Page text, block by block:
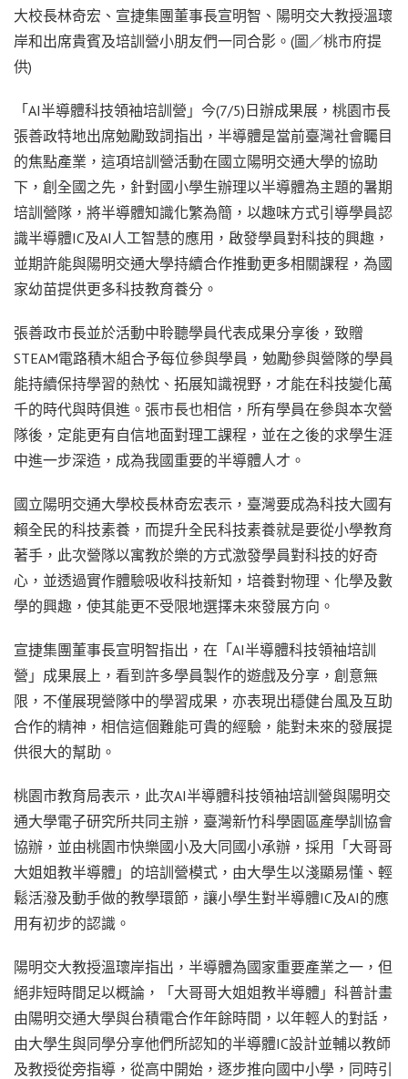
大校長林奇宏、宣捷集團董事長宣明智、陽明交大教授溫瓌
岸和出席貴賓及培訓營小朋友們一同合影。(圖／桃市府提
供)
「AI半導體科技領袖培訓營」今(7/5)日辦成果展，桃園市長
張善政特地出席勉勵致詞指出，半導體是當前臺灣社會矚目
的焦點產業，這項培訓營活動在國立陽明交通大學的協助
下，創全國之先，針對國小學生辦理以半導體為主題的暑期
培訓營隊，將半導體知識化繁為簡，以趣味方式引導學員認
識半導體IC及AI人工智慧的應用，啟發學員對科技的興趣，
並期許能與陽明交通大學持續合作推動更多相關課程，為國
家幼苗提供更多科技教育養分。
張善政市長並於活動中聆聽學員代表成果分享後，致贈
STEAM電路積木組合予每位參與學員，勉勵參與營隊的學員
能持續保持學習的熱忱、拓展知識視野，才能在科技變化萬
千的時代與時俱進。張市長也相信，所有學員在參與本次營
隊後，定能更有自信地面對理工課程，並在之後的求學生涯
中進一步深造，成為我國重要的半導體人才。
國立陽明交通大學校長林奇宏表示，臺灣要成為科技大國有
賴全民的科技素養，而提升全民科技素養就是要從小學教育
著手，此次營隊以寓教於樂的方式激發學員對科技的好奇
心，並透過實作體驗吸收科技新知，培養對物理、化學及數
學的興趣，使其能更不受限地選擇未來發展方向。
宣捷集團董事長宣明智指出，在「AI半導體科技領袖培訓
營」成果展上，看到許多學員製作的遊戲及分享，創意無
限，不僅展現營隊中的學習成果，亦表現出穩健台風及互助
合作的精神，相信這個難能可貴的經驗，能對未來的發展提
供很大的幫助。
桃園市教育局表示，此次AI半導體科技領袖培訓營與陽明交
通大學電子研究所共同主辦，臺灣新竹科學園區產學訓協會
協辦，並由桃園市快樂國小及大同國小承辦，採用「大哥哥
大姐姐教半導體」的培訓營模式，由大學生以淺顯易懂、輕
鬆活潑及動手做的教學環節，讓小學生對半導體IC及AI的應
用有初步的認識。
陽明交大教授溫瓌岸指出，半導體為國家重要產業之一，但
絕非短時間足以概論，「大哥哥大姐姐教半導體」科普計畫
由陽明交通大學與台積電合作年餘時間，以年輕人的對話，
由大學生與同學分享他們所認知的半導體IC設計並輔以教師
及教授從旁指導，從高中開始，逐步推向國中小學，同時引